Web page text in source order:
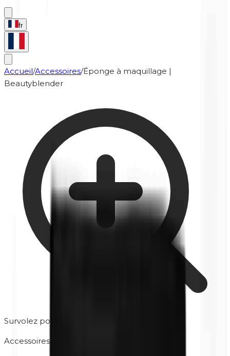
fr
Accueil/Accessoires/Éponge à maquillage |
Beautyblender
Survolez pour zoomer
Accessoires